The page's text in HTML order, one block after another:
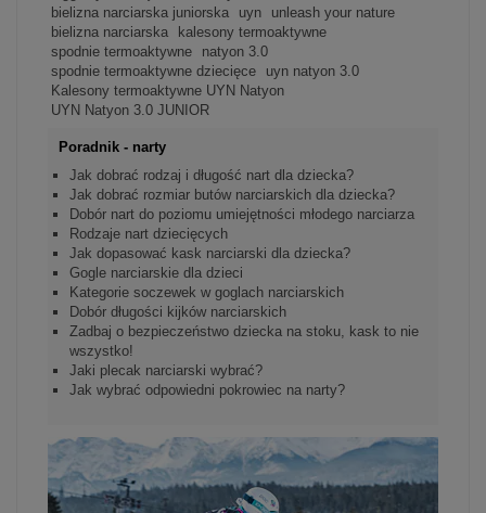
bielizna narciarska juniorska
uyn
unleash your nature
bielizna narciarska
kalesony termoaktywne
spodnie termoaktywne
natyon 3.0
spodnie termoaktywne dziecięce
uyn natyon 3.0
Kalesony termoaktywne UYN Natyon
UYN Natyon 3.0 JUNIOR
Poradnik - narty
Jak dobrać rodzaj i długość nart dla dziecka?
Jak dobrać rozmiar butów narciarskich dla dziecka?
Dobór nart do poziomu umiejętności młodego narciarza
Rodzaje nart dziecięcych
Jak dopasować kask narciarski dla dziecka?
Gogle narciarskie dla dzieci
Kategorie soczewek w goglach narciarskich
Dobór długości kijków narciarskich
Zadbaj o bezpieczeństwo dziecka na stoku, kask to nie
wszystko!
Jaki plecak narciarski wybrać?
Jak wybrać odpowiedni pokrowiec na narty?